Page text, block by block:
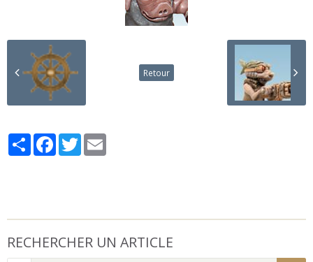
Retour
PartagerFacebook
Twitter
RECHERCHER UN ARTICLE